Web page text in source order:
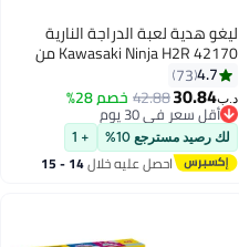
ليغو هدية لعبة الدراجة النارية
Kawasaki Ninja H2R 42170 من
LEGO® Technic
4.7
73
د.ب‏30.84
42.88خصم 28%
أقل سعر في 30 يوم
أقل سعر في 30 يوم
لك رصيد مسترجع 10% + 1
احصل عليه خلال 14 - 15